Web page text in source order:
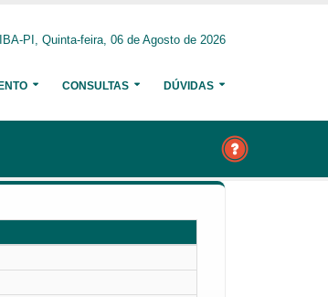
PI, Quinta-feira, 06 de Agosto de 2026
CONSULTAS DÚVIDAS